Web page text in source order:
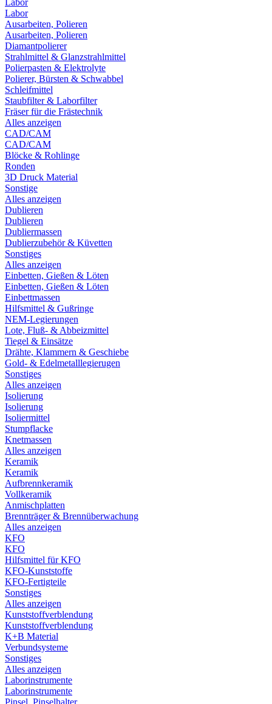
Labor
Labor
Ausarbeiten, Polieren
Ausarbeiten, Polieren
Diamantpolierer
Strahlmittel & Glanzstrahlmittel
Polierpasten & Elektrolyte
Polierer, Bürsten & Schwabbel
Schleifmittel
Staubfilter & Laborfilter
Fräser für die Frästechnik
Alles anzeigen
CAD/CAM
CAD/CAM
Blöcke & Rohlinge
Ronden
3D Druck Material
Sonstige
Alles anzeigen
Dublieren
Dublieren
Dubliermassen
Dublierzubehör & Küvetten
Sonstiges
Alles anzeigen
Einbetten, Gießen & Löten
Einbetten, Gießen & Löten
Einbettmassen
Hilfsmittel & Gußringe
NEM-Legierungen
Lote, Fluß- & Abbeizmittel
Tiegel & Einsätze
Drähte, Klammern & Geschiebe
Gold- & Edelmetalllegierugen
Sonstiges
Alles anzeigen
Isolierung
Isolierung
Isoliermittel
Stumpflacke
Knetmassen
Alles anzeigen
Keramik
Keramik
Aufbrennkeramik
Vollkeramik
Anmischplatten
Brennträger & Brennüberwachung
Alles anzeigen
KFO
KFO
Hilfsmittel für KFO
KFO-Kunststoffe
KFO-Fertigteile
Sonstiges
Alles anzeigen
Kunststoffverblendung
Kunststoffverblendung
K+B Material
Verbundsysteme
Sonstiges
Alles anzeigen
Laborinstrumente
Laborinstrumente
Pinsel, Pinselhalter